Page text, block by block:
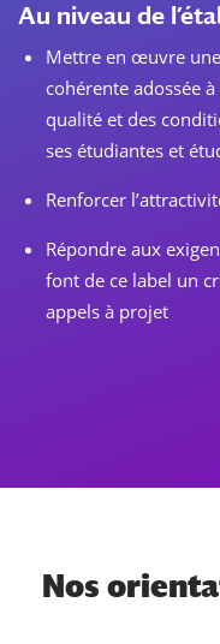
Au niveau de
Mettre en œuvre
cohérente adossée
qualité et des
ses étudiantes et
Renforcer
Répondre aux
font de ce label un
appels à projet
Nos